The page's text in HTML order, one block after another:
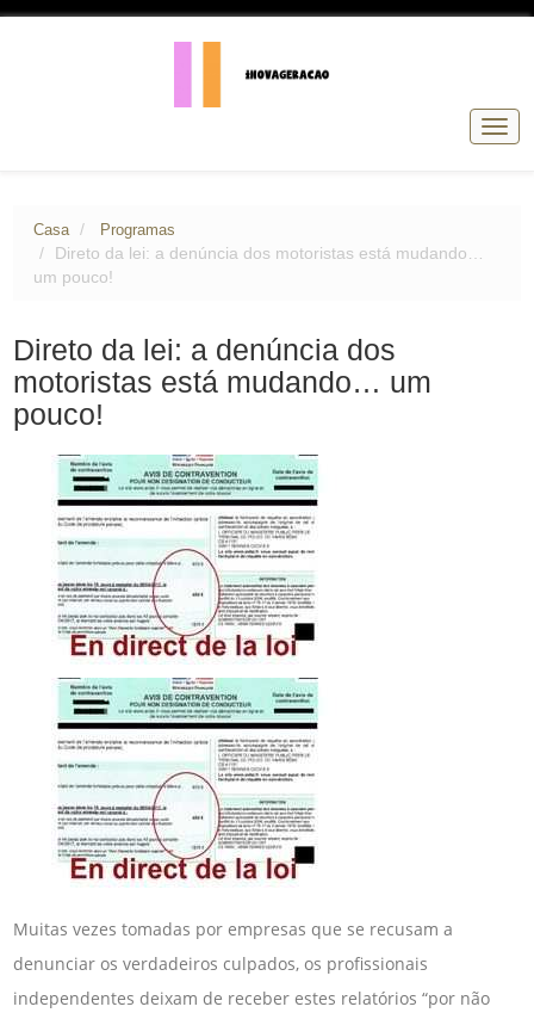
Casa Programas
Direto da lei: a denúncia dos motoristas está mudando…
um pouco!
Direto da lei: a denúncia dos
motoristas está mudando… um
pouco!
Muitas vezes tomadas por empresas que se recusam a
denunciar os verdadeiros culpados, os profissionais
independentes deixam de receber estes relatórios “por não